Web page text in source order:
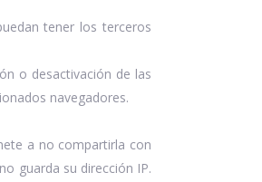
tener los terceros
o desactivación de las
navegadores.
a no compartirla con
guarda su dirección IP.